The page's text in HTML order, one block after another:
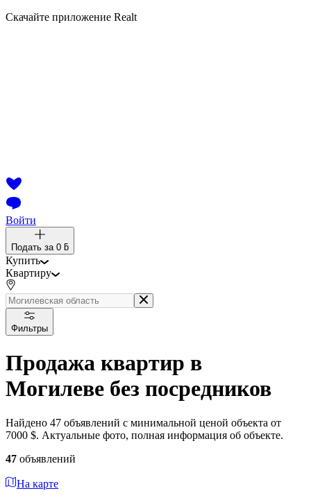
Скачайте приложение Realt
Войти
Подать за 0 ƃ
Купить
Квартиру
Фильтры
Продажа квартир в
Могилеве без посредников
Найдено 47 объявлений с минимальной ценой объекта от
7000 $. Актуальные фото, полная информация об объекте.
47 объявлений
На карте